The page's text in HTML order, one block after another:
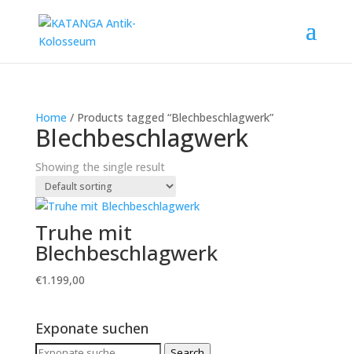
Home / Products tagged “Blechbeschlagwerk”
Blechbeschlagwerk
Showing the single result
Truhe mit
Blechbeschlagwerk
€1.199,00
Exponate suchen